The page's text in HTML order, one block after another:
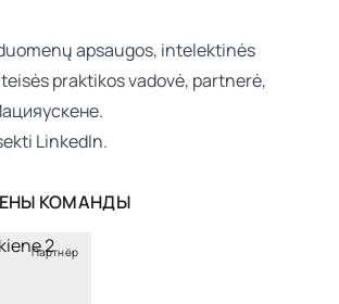
apsaugos, intelektinės
praktikos vadovė, partnerė,
.
LinkedIn.
КОМАНДЫ
Партнёр